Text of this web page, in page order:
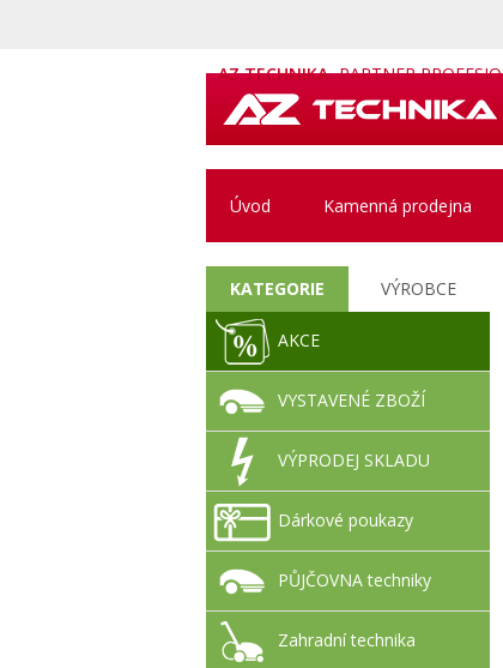
AZ TECHNIKA PARTNER
Úvod Kamenná prodejna
KATEGORIE VÝROBCE
AKCE
VYSTAVENÉ ZBOŽÍ
VÝPRODEJ SKLADU
Dárkové poukazy
PŮJČOVNA techniky
Zahradní technika